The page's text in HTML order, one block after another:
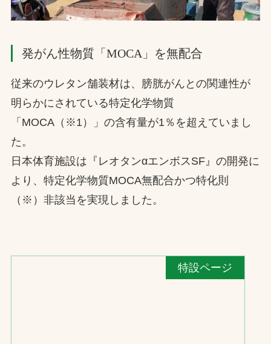
発がん性物質「MOCA」を無配合
従来のウレタン舗装材は、膀胱がんとの関連性が
明らかにされている特定化学物質
「MOCA（※1）」の含有量が1％を超えていまし
た。
日本体育施設は『レオタンαエンボスSF』の開発に
より、特定化学物質MOCA無配合かつ特化則
（※）非該当を実現しました。
特設ページ